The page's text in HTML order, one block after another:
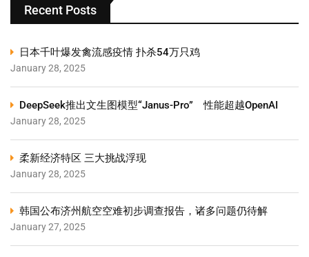
Recent Posts
日本千叶爆发禽流感疫情 扑杀54万只鸡
January 28, 2025
DeepSeek推出文生图模型“Janus-Pro” 性能超越OpenAI
January 28, 2025
柔新经济特区 三大挑战浮现
January 28, 2025
韩国公布济州航空空难初步调查报告，诸多问题仍待解
January 27, 2025